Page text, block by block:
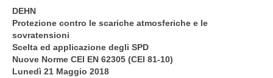
Fondazione Opificium
Convenzioni Università
CNPI
DEHN
Protezione contro le scariche atmosferiche e le
sovratensioni
Scelta ed applicazione degli SPD
Nuove Norme CEI EN 62305 (CEI 81-10)
Lunedì 21 Maggio 2018